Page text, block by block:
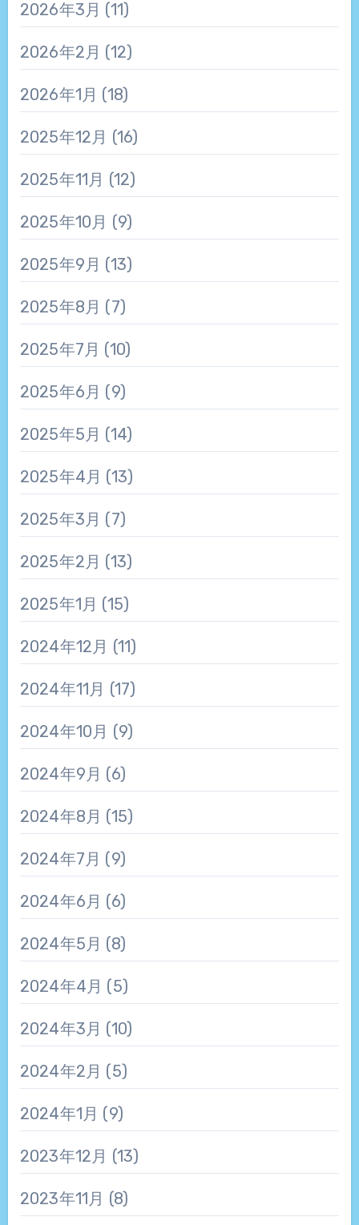
2026年3月 (11)
2026年2月 (12)
2026年1月 (18)
2025年12月 (16)
2025年11月 (12)
2025年10月 (9)
2025年9月 (13)
2025年8月 (7)
2025年7月 (10)
2025年6月 (9)
2025年5月 (14)
2025年4月 (13)
2025年3月 (7)
2025年2月 (13)
2025年1月 (15)
2024年12月 (11)
2024年11月 (17)
2024年10月 (9)
2024年9月 (6)
2024年8月 (15)
2024年7月 (9)
2024年6月 (6)
2024年5月 (8)
2024年4月 (5)
2024年3月 (10)
2024年2月 (5)
2024年1月 (9)
2023年12月 (13)
2023年11月 (8)